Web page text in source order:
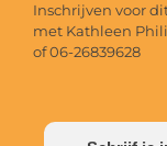
Inschrijven voor
met Kathleen
of 06-26839628